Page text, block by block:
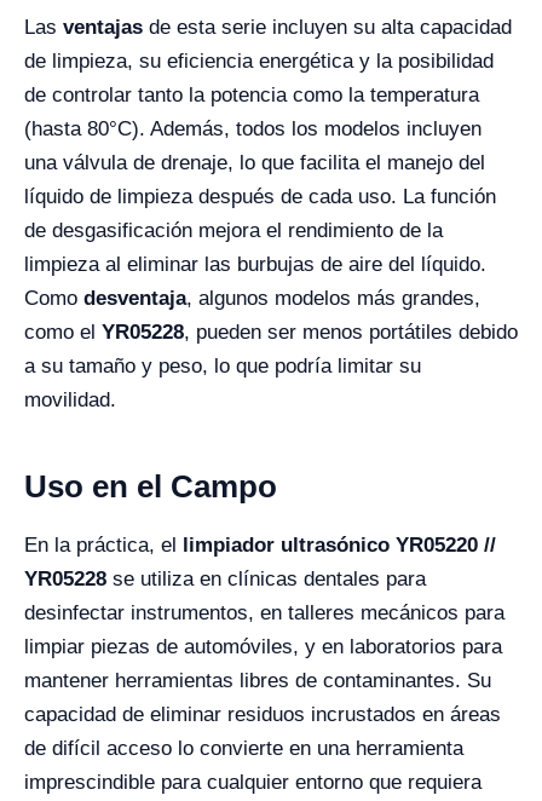
Las ventajas de esta serie incluyen su alta capacidad
de limpieza, su eficiencia energética y la posibilidad
de controlar tanto la potencia como la temperatura
(hasta 80°C). Además, todos los modelos incluyen
una válvula de drenaje, lo que facilita el manejo del
líquido de limpieza después de cada uso. La función
de desgasificación mejora el rendimiento de la
limpieza al eliminar las burbujas de aire del líquido.
Como desventaja, algunos modelos más grandes,
como el YR05228, pueden ser menos portátiles debido
a su tamaño y peso, lo que podría limitar su
movilidad.
Uso en el Campo
En la práctica, el
limpiador ultrasónico YR05220 //
YR05228 se utiliza en clínicas dentales para
desinfectar instrumentos, en talleres mecánicos para
limpiar piezas de automóviles, y en laboratorios para
mantener herramientas libres de contaminantes. Su
capacidad de eliminar residuos incrustados en áreas
de difícil acceso lo convierte en una herramienta
imprescindible para cualquier entorno que requiera